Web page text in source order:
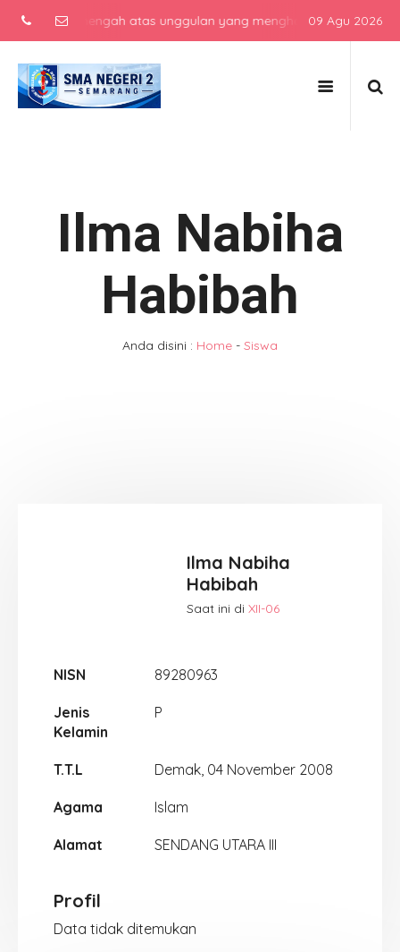
menengah atas unggulan yang menghasilkan lulusan
09 Agu 2026
Ilma Nabiha
Habibah
Anda disini : Home - Siswa
Ilma Nabiha
Habibah
Saat ini di XII-06
NISN 89280963
Jenis
Kelamin
P
T.T.L Demak, 04 November 2008
Agama Islam
Alamat SENDANG UTARA III
Profil
Data tidak ditemukan